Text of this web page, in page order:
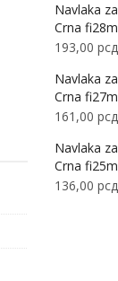
Navlaka
Crna
193,00 рсд
Navlaka
Crna
161,00 рсд
Navlaka
Crna
136,00 рсд